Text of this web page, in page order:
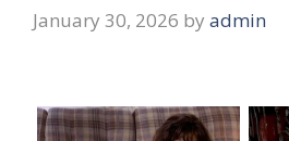
January 30, 2026 by admin